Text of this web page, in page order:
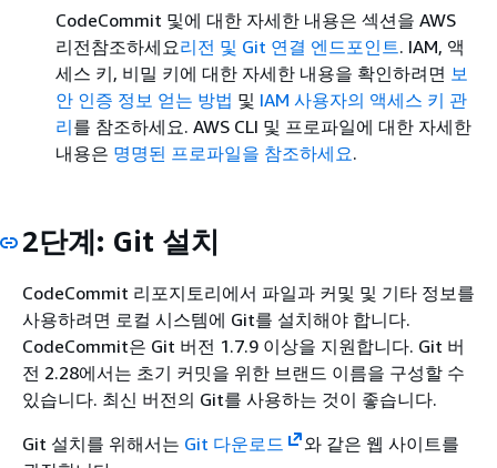
CodeCommit 및에 대한 자세한 내용은 섹션을 AWS
리전참조하세요리전 및 Git 연결 엔드포인트. IAM, 액
세스 키, 비밀 키에 대한 자세한 내용을 확인하려면 보
안 인증 정보 얻는 방법 및 IAM 사용자의 액세스 키 관
리를 참조하세요. AWS CLI 및 프로파일에 대한 자세한
내용은 명명된 프로파일을 참조하세요.
2단계: Git 설치
CodeCommit 리포지토리에서 파일과 커및 및 기타 정보를
사용하려면 로컬 시스템에 Git를 설치해야 합니다.
CodeCommit은 Git 버전 1.7.9 이상을 지원합니다. Git 버
전 2.28에서는 초기 커밋을 위한 브랜드 이름을 구성할 수
있습니다. 최신 버전의 Git를 사용하는 것이 좋습니다.
Git 설치를 위해서는 Git 다운로드
와 같은 웹 사이트를